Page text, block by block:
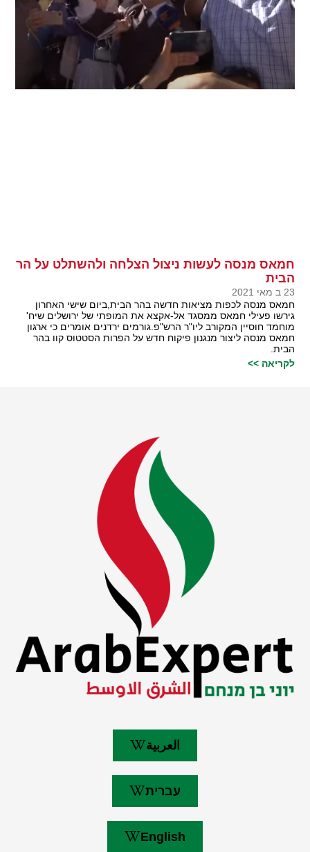
חמאס מנסה לעשות ניצול הצלחה ולהשתלט על הר
הבית
23 ב מאי 2021
חמאס מנסה לכפות מציאות חדשה בהר הבית,ביום שישי האחרון
גירשו פעילי חמאס ממסגד אל-אקצא את המופתי של ירושלים שיח'
מוחמד חוסיין המקורב ליו"ר הרש"פ.גורמים ירדנים אומרים כי ארגון
חמאס מנסה ליצור מנגנון פיקוח חדש על הפרות הסטטוס קוו בהר
הבית.
לקריאה >>
العربية
עברית
English